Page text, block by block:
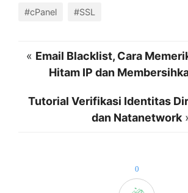
0
#cPanel #SSL
« Email Blacklist, Cara
Hitam IP dan
Tutorial Verifikasi Identitas
dan Natanetwork